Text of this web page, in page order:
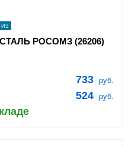
СТАЛЬ РОСОМЗ (26206)
733 руб.
524 руб.